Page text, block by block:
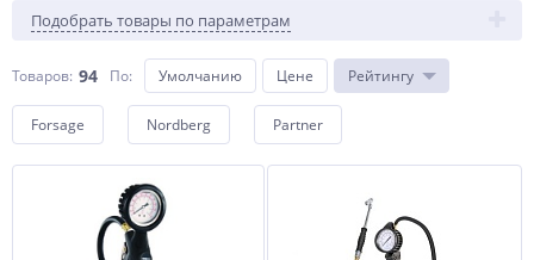
Подобрать товары по параметрам
Товаров: 94 По: Умолчанию Цене Рейтингу
Forsage Nordberg Partner